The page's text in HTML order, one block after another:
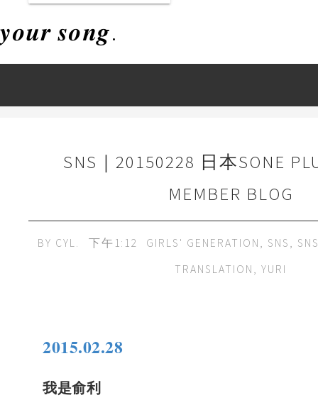
𝒚𝒐𝒖𝒓 𝒔𝒐𝒏𝒈.
SNS｜20150228 日本SONE
MEMBER BLOG
BY CYL. 下午1:12 GIRLS' GENERATION , SNS ,
TRANSLATION , YURI
2015.02.28
我是俞利